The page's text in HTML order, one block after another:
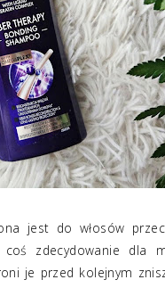
jest do włosów
zdecydowanie dla
je przed kolejnym